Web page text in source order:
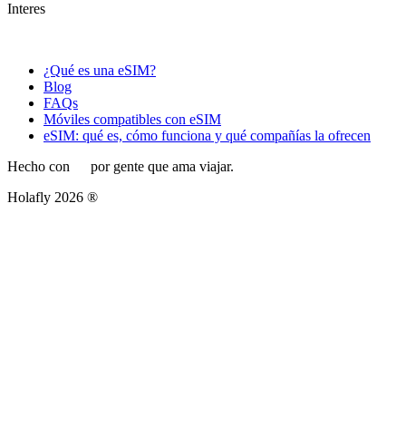
Interes
¿Qué es una eSIM?
Blog
FAQs
Móviles compatibles con eSIM
eSIM: qué es, cómo funciona y qué compañías la ofrecen
Hecho con
por gente que ama viajar.
Holafly 2026 ®